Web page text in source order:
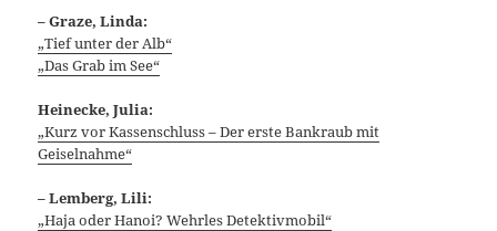
– Graze, Linda:
„Tief unter der Alb“
„Das Grab im See“
Heinecke, Julia:
„Kurz vor Kassenschluss – Der erste Bankraub mit
Geiselnahme“
– Lemberg, Lili:
„Haja oder Hanoi? Wehrles Detektivmobil“